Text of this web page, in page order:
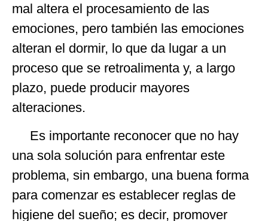
mal altera el procesamiento de las
emociones, pero también las emociones
alteran el dormir, lo que da lugar a un
proceso que se retroalimenta y, a largo
plazo, puede producir mayores
alteraciones.
Es importante reconocer que no hay
una sola solución para enfrentar este
problema, sin embargo, una buena forma
para comenzar es establecer reglas de
higiene del sueño; es decir, promover